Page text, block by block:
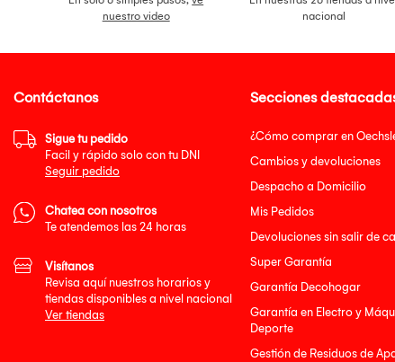
nuestro video
nacional
Secciones
¿Cómo comprar en
Cambios y devoluciones
Despacho a Domicilio
Mis Pedidos
Devoluciones sin salir de
Super Garantía
Garantía Decohogar
Garantía en Electro y
Deporte
Gestión de Residuos de
Contáctanos
Sigue tu pedido
Facil y rápido solo con tu DNI
Seguir pedido
Chatea con nosotros
Te atendemos las 24 horas
Visítanos
Revisa aquí nuestros horarios y
tiendas disponibles a nivel nacional
Ver tiendas